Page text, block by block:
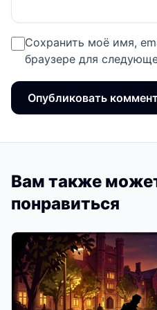
Сохранить моё имя,
браузере для
Вам также
понравиться